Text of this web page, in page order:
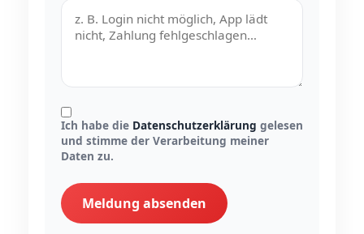
Ich habe die Datenschutzerklärung gelesen
und stimme der Verarbeitung meiner
Daten zu.
Meldung absenden